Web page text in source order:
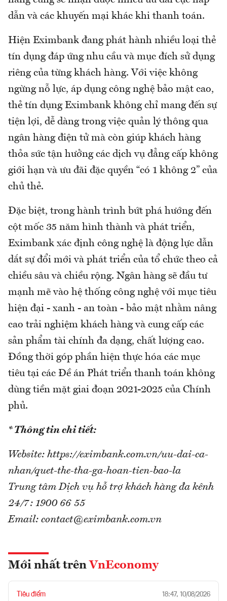
dẫn và các khuyến mại khác khi thanh toán.
Hiện Eximbank đang phát hành nhiều loại thẻ
tín dụng đáp ứng nhu cầu và mục đích sử dụng
riêng của từng khách hàng. Với việc không
ngừng nỗ lực, áp dụng công nghệ bảo mật cao,
thẻ tín dụng Eximbank không chỉ mang đến sự
tiện lợi, dễ dàng trong việc quản lý thông qua
ngân hàng điện tử mà còn giúp khách hàng
thỏa sức tận hưởng các dịch vụ đẳng cấp không
giới hạn và ưu đãi đặc quyền “có 1 không 2” của
chủ thẻ.
Đặc biệt, trong hành trình bứt phá hướng đến
cột mốc 35 năm hình thành và phát triển,
Eximbank xác định công nghệ là động lực dẫn
dắt sự đổi mới và phát triển của tổ chức theo cả
chiều sâu và chiều rộng. Ngân hàng sẽ đầu tư
mạnh mẽ vào hệ thống công nghệ với mục tiêu
hiện đại - xanh - an toàn - bảo mật nhằm nâng
cao trải nghiệm khách hàng và cung cấp các
sản phẩm tài chính đa dạng, chất lượng cao.
Đồng thời góp phần hiện thực hóa các mục
tiêu tại các Đề án Phát triển thanh toán không
dùng tiền mặt giai đoạn 2021-2025 của Chính
phủ.
* Thông tin chi tiết:
Website: https://eximbank.com.vn/uu-dai-ca-
nhan/quet-the-tha-ga-hoan-tien-bao-la
Trung tâm Dịch vụ hỗ trợ khách hàng đa kênh
24/7: 1900 66 55
Email: contact@eximbank.com.vn
Mới nhất trên VnEconomy
Tiêu điểm 18:47, 10/08/2026